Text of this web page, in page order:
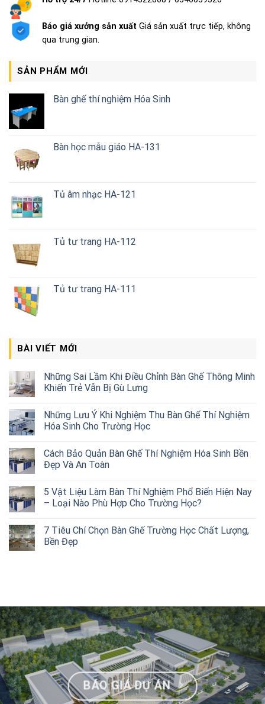
Báo giá xưởng sản xuất Giá sản xuất trực tiếp, không
qua trung gian.
SẢN PHẨM MỚI
Bàn ghế thí nghiệm Hóa Sinh
Bàn học mẫu giáo HA-131
Tủ âm nhạc HA-121
Tủ tư trang HA-112
Tủ tư trang HA-111
BÀI VIẾT MỚI
Những Sai Lầm Khi Điều Chỉnh Bàn Ghế Thông Minh
Khiến Trẻ Vẫn Bị Gù Lưng
Những Lưu Ý Khi Nghiệm Thu Bàn Ghế Thí Nghiệm
Hóa Sinh Cho Trường Học
Cách Bảo Quản Bàn Ghế Thí Nghiệm Hóa Sinh Bền
Đẹp Và An Toàn
5 Vật Liệu Làm Bàn Thí Nghiệm Phổ Biến Hiện Nay
– Loại Nào Phù Hợp Cho Trường Học?
7 Tiêu Chí Chọn Bàn Ghế Trường Học Chất Lượng,
Bền Đẹp
BÁO GIÁ DỰ ÁN